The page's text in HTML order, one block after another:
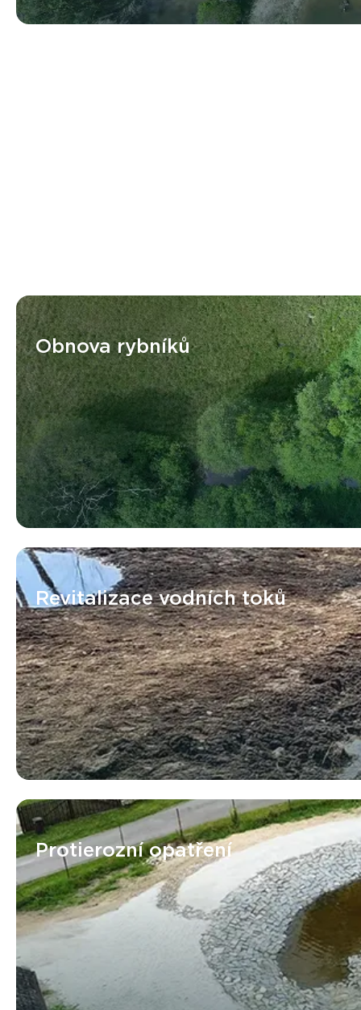
Obnova rybníků
Revitalizace vodních toků
Protierozní opatření